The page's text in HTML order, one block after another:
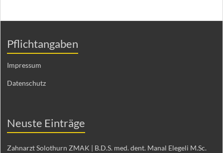
Pflichtangaben
Impressum
Datenschutz
Neuste Einträge
Zahnarzt Solothurn ZMAK | B.D.S. med. dent. Manal Elegeli M.Sc.